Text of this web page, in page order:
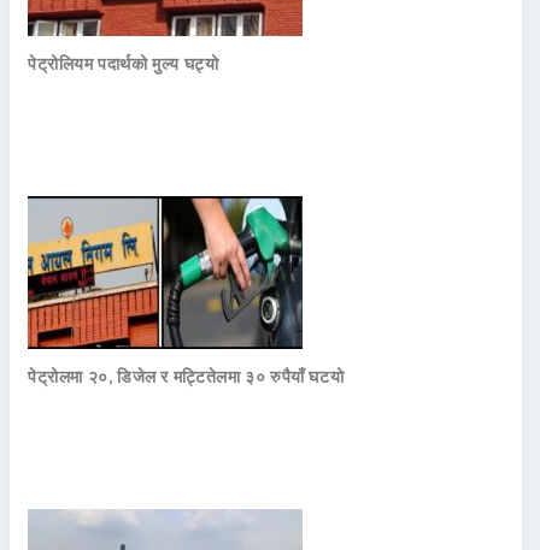
पेट्रोलियम पदार्थको मुल्य घट्यो
पेट्रोलमा २०, डिजेल र मट्टितेलमा ३० रुपैयाँ घटयो